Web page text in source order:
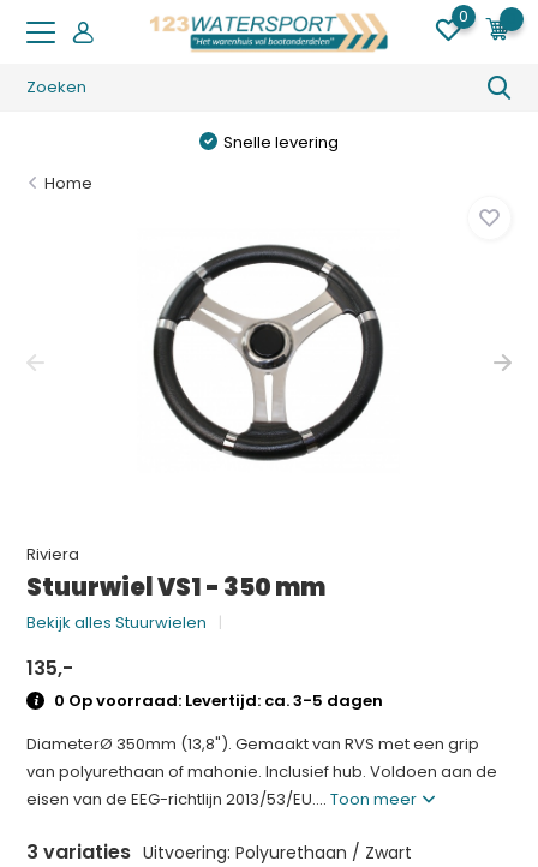
0
Snelle levering
Home
Riviera
Stuurwiel VS1 - 350 mm
Bekijk alles Stuurwielen
135,-
0 Op voorraad: Levertijd: ca. 3-5 dagen
DiameterØ 350mm (13,8"). Gemaakt van RVS met een grip
van polyurethaan of mahonie. Inclusief hub. Voldoen aan de
eisen van de EEG-richtlijn 2013/53/EU....Toon meer
3 variaties Uitvoering: Polyurethaan / Zwart